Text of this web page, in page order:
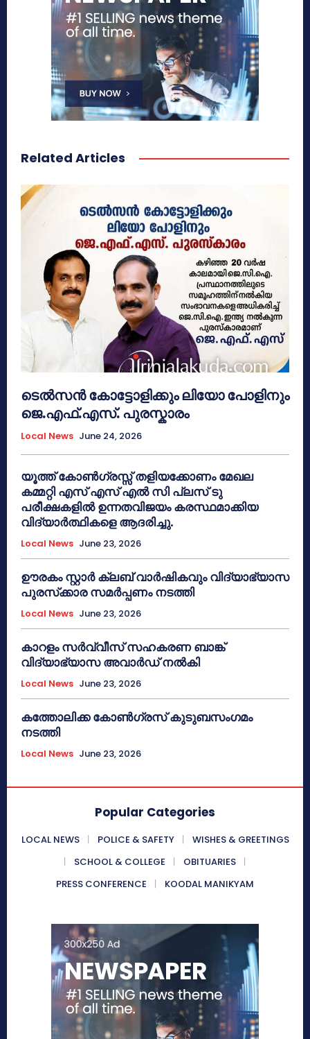
Related Articles
ടെൽസൻ കോട്ടോളിക്കും ലിയോ പോളിനും
ജെ.എഫ്.എസ്. പുരസ്കാരം
Local News June 24, 2026
യൂത്ത് കോൺഗ്രസ്സ് തളിയക്കോണം മേഖല
കമ്മറ്റി എസ് എസ് എൽ സി പ്ലസ് ടു
പരീക്ഷകളിൽ ഉന്നതവിജയം കരസ്ഥമാക്കിയ
വിദ്യാർത്ഥികളെ ആദരിച്ചു.
Local News June 23, 2026
ഊരകം സ്റ്റാർ ക്ലബ് വാർഷികവും വിദ്യാഭ്യാസ
പുരസ്‌ക്കാര സമർപ്പണം നടത്തി
Local News June 23, 2026
കാറളം സർവ്വീസ് സഹകരണ ബാങ്ക്
വിദ്യാഭ്യാസ അവാർഡ് നൽകി
Local News June 23, 2026
കത്തോലിക്ക കോൺഗ്രസ് കുടുബസംഗമം
നടത്തി
Local News June 23, 2026
Popular Categories
LOCAL NEWS POLICE & SAFETY
WISHES & GREETINGS
SCHOOL & COLLEGE
OBITUARIES
PRESS CONFERENCE
KOODAL MANIKYAM